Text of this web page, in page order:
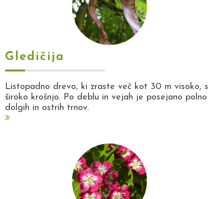
Gledičija
Listopadno drevo, ki zraste več kot 30 m visoko, s
široko krošnjo. Po deblu in vejah je posejano polno
dolgih in ostrih trnov.